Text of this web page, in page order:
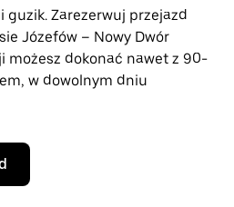
Zarezerwuj przejazd
Józefów – Nowy Dwór
możesz dokonać nawet z 90-
w dowolnym dniu